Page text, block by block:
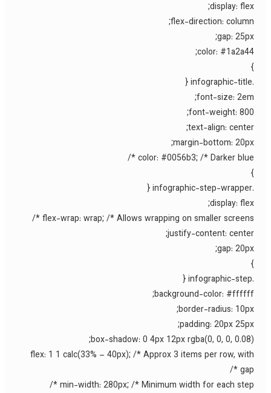
display:
flex-direction:
gap:
color:
font-size:
font-weight:
text-align:
margin-bottom:
color: #0056b3; /* Darker blue
display:
flex-wrap: wrap; /* Allows wrapping on smaller screens
justify-content:
gap:
background-color:
border-radius:
padding: 20px
box-shadow: 0 4px 12px rgba(0, 0, 0,
flex: 1 1 calc(33% – 40px); /* Approx 3 items per row,
min-width: 280px; /* Minimum width for each step